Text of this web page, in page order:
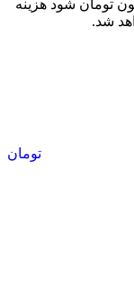
تومان
صورت حساب شما بالای 1 میلیون تومان شود هزینه
شد.